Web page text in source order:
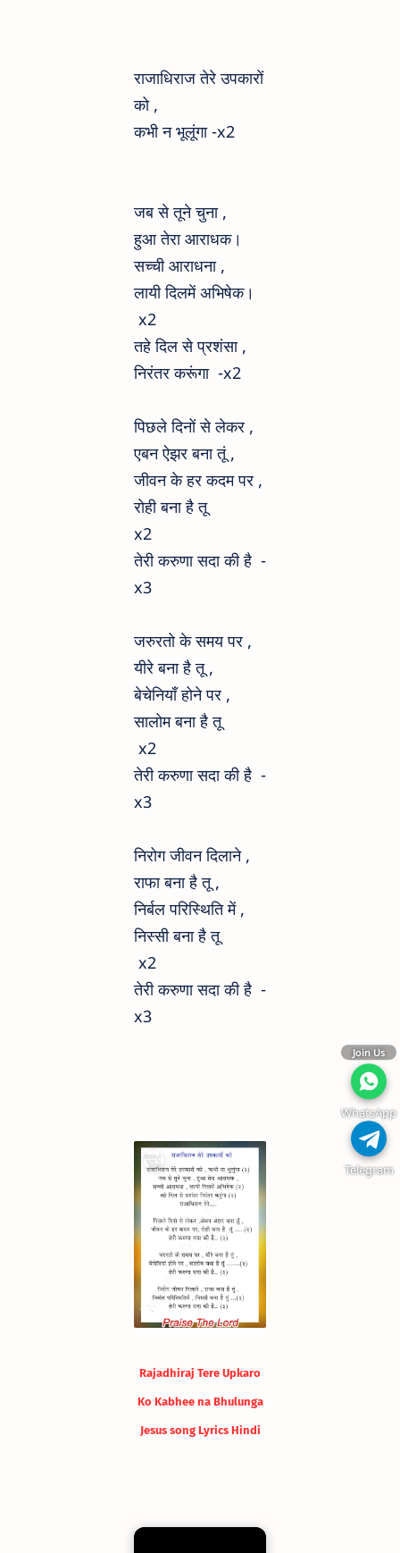
राजाधिराज तेरे उपकारों
को ,
कभी न भूलूंगा -x2
जब से तूने चुना ,
हुआ तेरा आराधक।
सच्ची आराधना ,
लायी दिलमें अभिषेक।
x2
तहे दिल से प्रशंसा ,
निरंतर करूंगा -x2
पिछले दिनों से लेकर ,
एबन ऐझर बना तूं ,
जीवन के हर कदम पर ,
रोही बना है तू
x2
तेरी करुणा सदा की है -
x3
जरुरतो के समय पर ,
यीरे बना है तू ,
बेचेनियाँ होने पर ,
सालोम बना है तू
x2
तेरी करुणा सदा की है -
x3
निरोग जीवन दिलाने ,
राफा बना है तू ,
निर्बल परिस्थिति में ,
निस्सी बना है तू
x2
तेरी करुणा सदा की है -
x3
Rajadhiraj Tere Upkaro
Ko Kabhee na Bhulunga
Jesus song Lyrics Hindi
Join Us
WhatsApp
Telegram